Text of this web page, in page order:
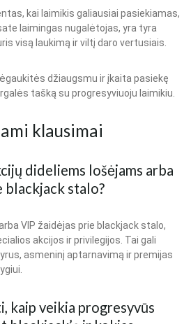
kai laimikis galiausiai pasiekiamas,
laimingas nugalėtojas, yra tyra
visą laukimą ir viltį daro vertusiais.
džiaugsmu ir įkaita pasiekę
tašką su progresyviuoju laimikiu.
klausimai
dideliems lošėjams arba
blackjack stalo?
VIP žaidėjas prie blackjack stalo,
akcijos ir privilegijos. Tai gali
asmeninį aptarnavimą ir premijas
kaip veikia progresyvūs